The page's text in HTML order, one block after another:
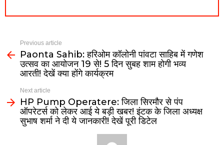
Previous article
Paonta Sahib: हरिओम कॉलोनी पांवटा साहिब में गणेश
उत्सव का आयोजन 19 से! 5 दिन सुबह शाम होगी भव्य
आरती! देखें क्या होंगे कार्यक्रम
Next article
HP Pump Operatere: जिला सिरमौर से पंप
ऑपरेटर्स को लेकर आई ये बड़ी खबर! इंटक के जिला अध्यक्ष
सुभाष शर्मा ने दी ये जानकारी! देखें पूरी डिटेल